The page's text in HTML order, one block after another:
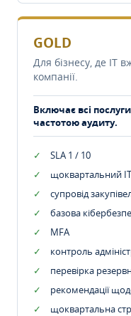
GOLD
Для бізнесу, де IT
компанії.
Включає всі
частотою аудиту.
SLA 1 / 10
щоквартальний
супровід
базова
MFA
контроль
перевірка
рекомендації
щоквартальна